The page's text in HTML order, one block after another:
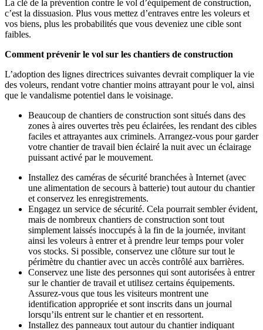
La clé de la prévention contre le vol d’équipement de construction,
c’est la dissuasion. Plus vous mettez d’entraves entre les voleurs et
vos biens, plus les probabilités que vous deveniez une cible sont
faibles.
Comment prévenir le vol sur les chantiers de construction
L’adoption des lignes directrices suivantes devrait compliquer la vie
des voleurs, rendant votre chantier moins attrayant pour le vol, ainsi
que le vandalisme potentiel dans le voisinage.
Beaucoup de chantiers de construction sont situés dans des
zones à aires ouvertes très peu éclairées, les rendant des cibles
faciles et attrayantes aux criminels. Arrangez-vous pour garder
votre chantier de travail bien éclairé la nuit avec un éclairage
puissant activé par le mouvement.
Installez des caméras de sécurité branchées à Internet (avec
une alimentation de secours à batterie) tout autour du chantier
et conservez les enregistrements.
Engagez un service de sécurité. Cela pourrait sembler évident,
mais de nombreux chantiers de construction sont tout
simplement laissés inoccupés à la fin de la journée, invitant
ainsi les voleurs à entrer et à prendre leur temps pour voler
vos stocks. Si possible, conservez une clôture sur tout le
périmètre du chantier avec un accès contrôlé aux barrières.
Conservez une liste des personnes qui sont autorisées à entrer
sur le chantier de travail et utilisez certains équipements.
Assurez-vous que tous les visiteurs montrent une
identification appropriée et sont inscrits dans un journal
lorsqu’ils entrent sur le chantier et en ressortent.
Installez des panneaux tout autour du chantier indiquant